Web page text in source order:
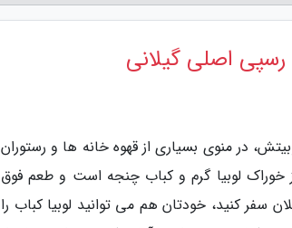
رسپی اصلی گیلانی
در منوی بسیاری از قهوه خانه ها و رستوران
لوبیا گرم و کباب چنجه است و طعم فوق
سفر کنید، خودتان هم می توانید لوبیا کباب را